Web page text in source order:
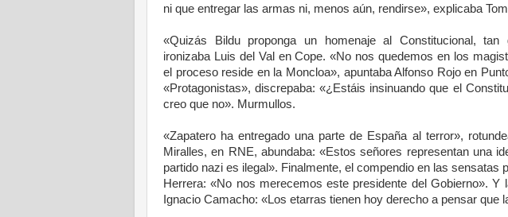
ni que entregar las armas ni, menos aún, rendirse», explicaba
«Quizás Bildu proponga un homenaje al Constitucional, tan
ironizaba Luis del Val en Cope. «No nos quedemos en los
el proceso reside en la Moncloa», apuntaba Alfonso Rojo en
«Protagonistas», discrepaba: «¿Estáis insinuando que el
creo que no». Murmullos.
«Zapatero ha entregado una parte de España al terror»,
Miralles, en RNE, abundaba: «Estos señores representan una
partido nazi es ilegal». Finalmente, el compendio en las sensatas
Herrera: «No nos merecemos este presidente del Gobierno». Y
Ignacio Camacho: «Los etarras tienen hoy derecho a pensar que